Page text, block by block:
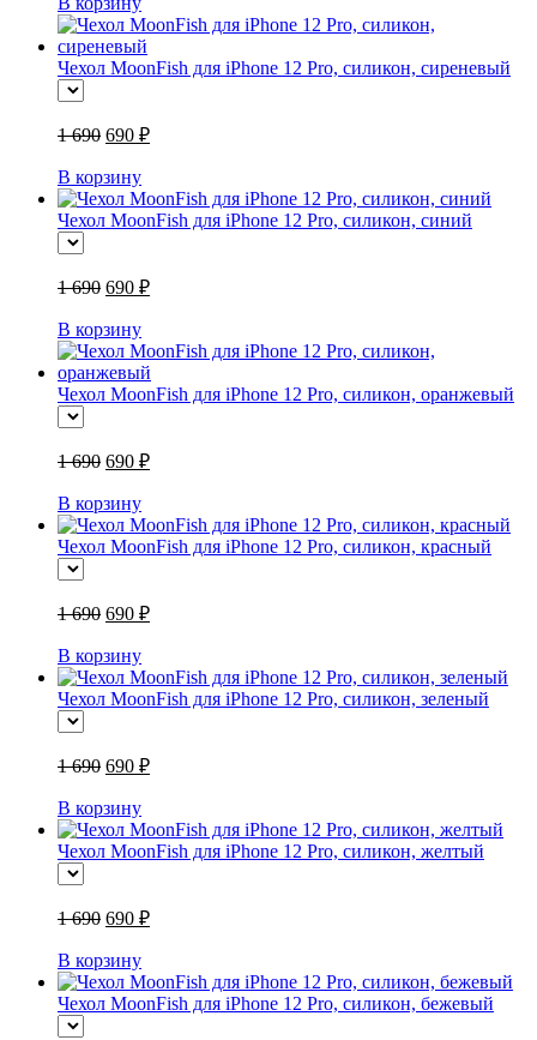
Чехол MoonFish для iPhone 12 Pro, силикон, сиреневый
1 690 690 ₽
В корзину
Чехол MoonFish для iPhone 12 Pro, силикон, синий
1 690 690 ₽
В корзину
Чехол MoonFish для iPhone 12 Pro, силикон, оранжевый
1 690 690 ₽
В корзину
Чехол MoonFish для iPhone 12 Pro, силикон, красный
1 690 690 ₽
В корзину
Чехол MoonFish для iPhone 12 Pro, силикон, зеленый
1 690 690 ₽
В корзину
Чехол MoonFish для iPhone 12 Pro, силикон, желтый
1 690 690 ₽
В корзину
Чехол MoonFish для iPhone 12 Pro, силикон, бежевый